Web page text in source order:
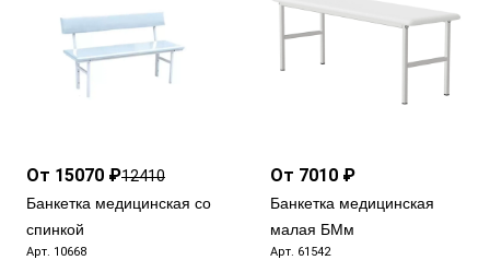
От 15070 ₽12410
Банкетка медицинская со
спинкой
Арт. 10668
От 7010 ₽
Банкетка медицинская
малая БМм
Арт. 61542